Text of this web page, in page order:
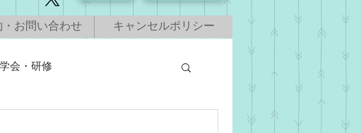
・お問い合わせ キャンセルポリシー
学会・研修